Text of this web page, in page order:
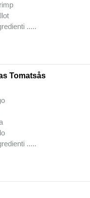
.....
Tomatsås
.....